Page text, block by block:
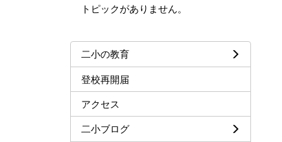
トピックがありません。
二小の教育
登校再開届
アクセス
二小ブログ